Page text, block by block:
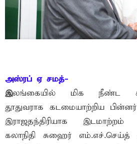
அஸ்ரப் ஏ சமத்-
இலங்கையில் மிக நீண்ட
தூதுவராக கடமையாற்றிய
இராஜதந்திரியாக
கலாநிதி சுஹைர்